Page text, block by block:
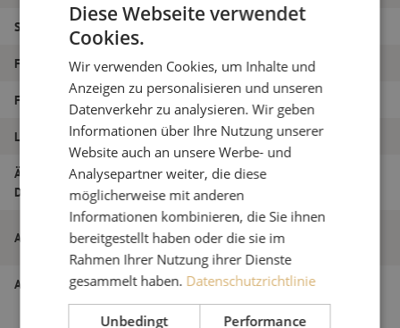
Steckertyp LC/PC – LC/PC
Faser-Typ OM4
Faseranzahl
Länge 55m
Äußerer
Durchmesser (mm)
1.8
Artikelname
Patchkabel duplex OM4, LC/PC-LC/PC,
1,8mm, 55m
Artikel Nummer M20000788
Diese Webseite verwendet
Cookies.
Wir verwenden Cookies, um Inhalte und
Anzeigen zu personalisieren und unseren
Datenverkehr zu analysieren. Wir geben
Informationen über Ihre Nutzung unserer
Website auch an unsere Werbe- und
Analysepartner weiter, die diese
möglicherweise mit anderen
Informationen kombinieren, die Sie ihnen
bereitgestellt haben oder die sie im
Rahmen Ihrer Nutzung ihrer Dienste
gesammelt haben. Datenschutzrichtlinie
Unbedingt
Performance